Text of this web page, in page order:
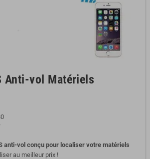
Anti-vol Matériels
anti-vol conçu pour localiser votre matériels
au meilleur prix !